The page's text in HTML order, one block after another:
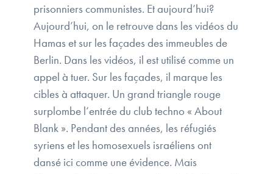
prisonniers communistes. Et aujourd’hui?
Aujourd’hui, on le retrouve dans les vidéos du
Hamas et sur les façades des immeubles de
Berlin. Dans les vidéos, il est utilisé comme un
appel à tuer. Sur les façades, il marque les
cibles à attaquer. Un grand triangle rouge
surplombe l’entrée du club techno « About
Blank ». Pendant des années, les réfugiés
syriens et les homosexuels israéliens ont
dansé ici comme une évidence. Mais